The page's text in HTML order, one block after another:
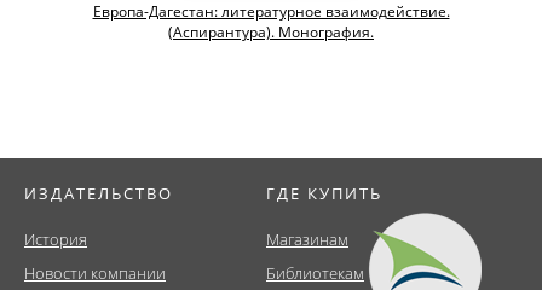
Европа-Дагестан: литературное взаимодействие.
(Аспирантура). Монография.
ИЗДАТЕЛЬСТВО
История
Новости компании
ГДЕ КУПИТЬ
Магазинам
Библиотекам